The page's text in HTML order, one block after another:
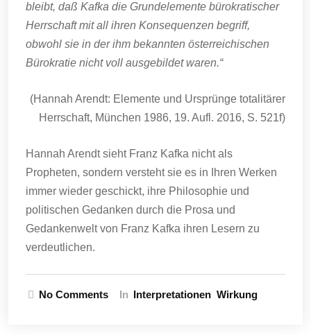
bleibt, daß Kafka die Grundelemente bürokratischer
Herrschaft mit all ihren Konsequenzen begriff,
obwohl sie in der ihm bekannten österreichischen
Bürokratie nicht voll ausgebildet waren.“
(Hannah Arendt: Elemente und Ursprünge totalitärer
Herrschaft, München 1986, 19. Aufl. 2016, S. 521f)
Hannah Arendt sieht Franz Kafka nicht als
Propheten, sondern versteht sie es in Ihren Werken
immer wieder geschickt, ihre Philosophie und
politischen Gedanken durch die Prosa und
Gedankenwelt von Franz Kafka ihren Lesern zu
verdeutlichen.
No Comments In Interpretationen Wirkung